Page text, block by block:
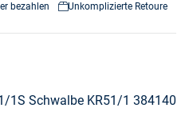
bezahlen Unkomplizierte Retoure
1S Schwalbe KR51/1 384140